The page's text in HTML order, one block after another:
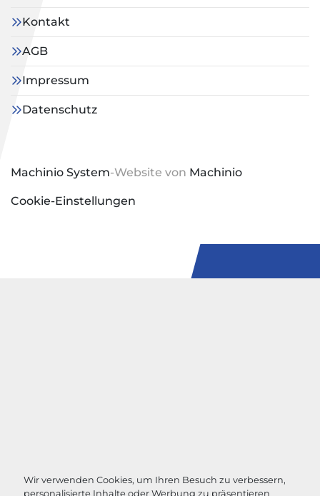
Wir verwenden Cookies, um Ihren Besuch zu verbessern,
personalisierte Inhalte oder Werbung zu präsentieren
Kontakt
AGB
Impressum
Datenschutz
Machinio System-Website von Machinio
Cookie-Einstellungen